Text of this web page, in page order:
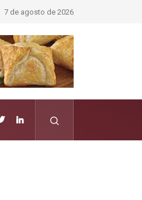
7 de agosto de 2026